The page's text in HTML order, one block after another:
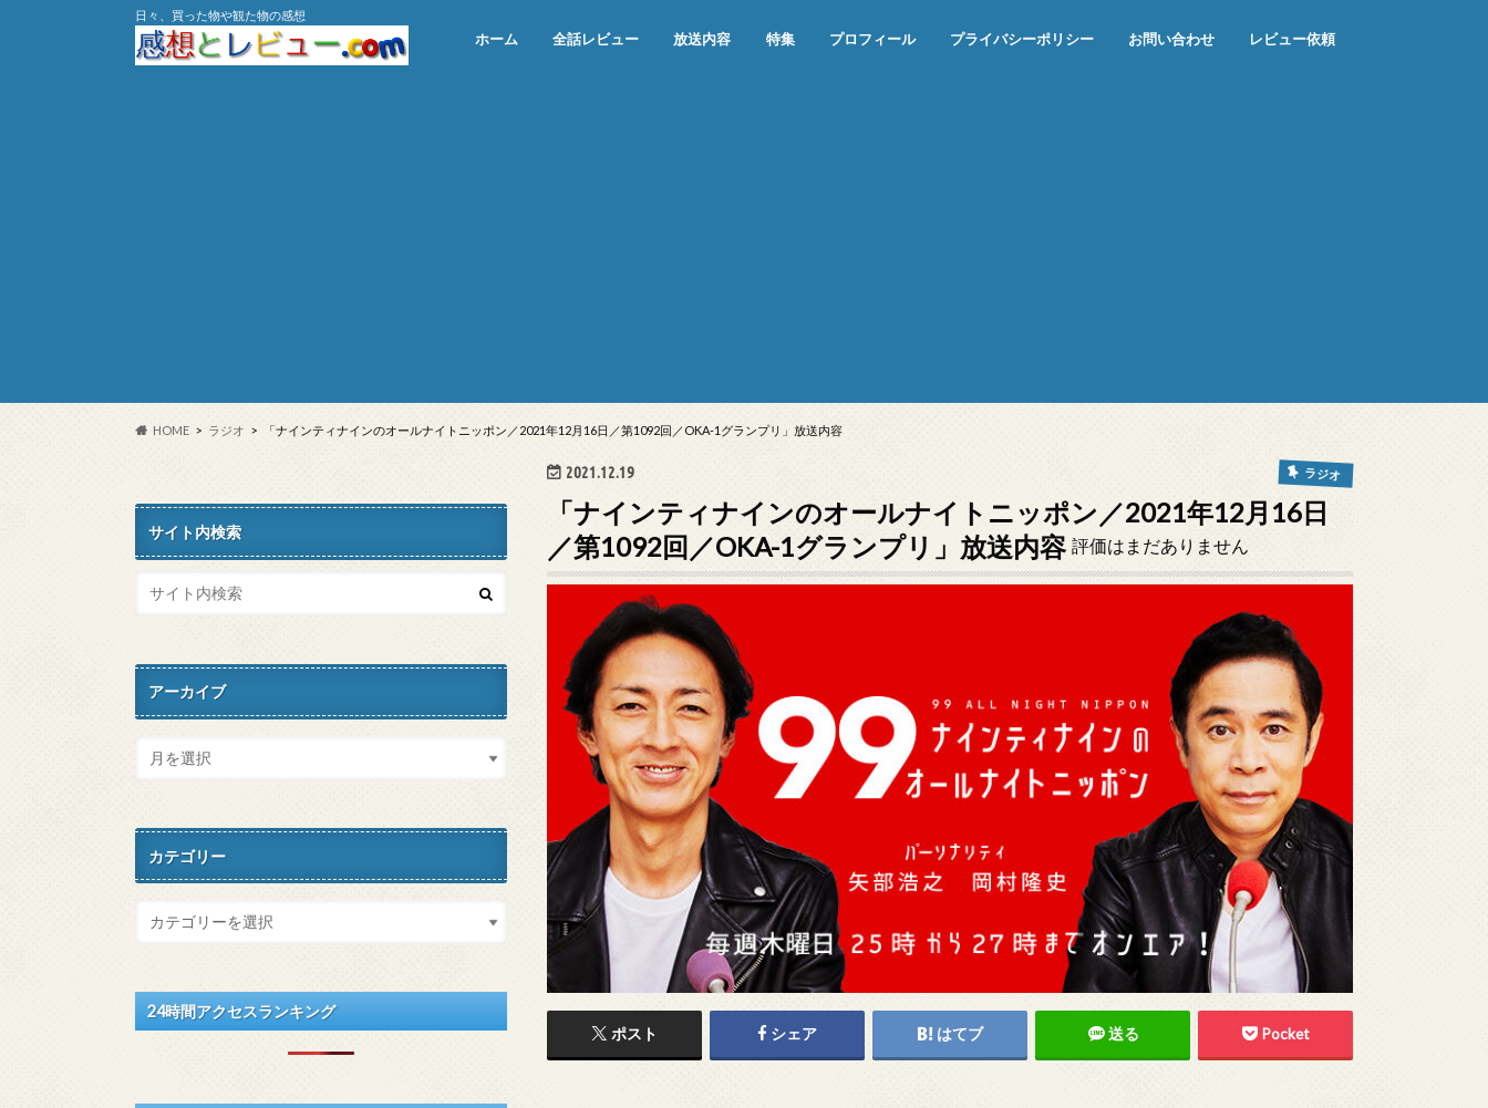
日々、買った物や観た物の感想
ホーム 全話レビュー 放送内容 特集 プロフィール プライバシーポリシー お問い合わせ レビュー依頼
HOME ラジオ 「ナインティナインのオールナイトニッポン／2021年12月16日／第1092回／OKA-1グランプリ」放送内容
2021.12.19 ラジオ
「ナインティナインのオールナイトニッポン／2021年12月16日
／第1092回／OKA-1グランプリ」放送内容 評価はまだありません
ポスト シェア はてブ 送る Pocket
サイト内検索
アーカイブ
カテゴリー
24時間アクセスランキング